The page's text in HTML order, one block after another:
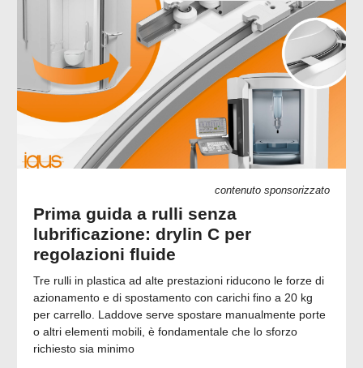
contenuto sponsorizzato
Prima guida a rulli senza
lubrificazione: drylin C per
regolazioni fluide
Tre rulli in plastica ad alte prestazioni riducono le forze di
azionamento e di spostamento con carichi fino a 20 kg
per carrello. Laddove serve spostare manualmente porte
o altri elementi mobili, è fondamentale che lo sforzo
richiesto sia minimo